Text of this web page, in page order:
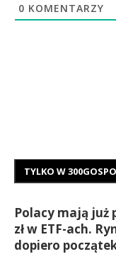
0 KOMENTARZY
TYLKO W
Polacy mają już
zł w ETF-ach.
dopiero